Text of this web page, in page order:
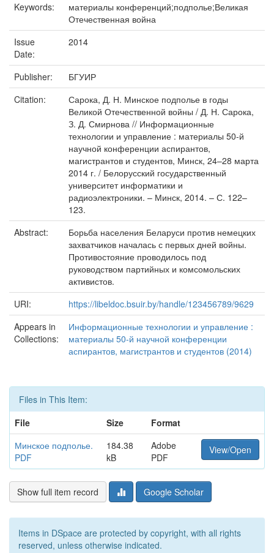
Keywords:
материалы конференций;подполье;Великая
Отечественная война
Issue
Date:
2014
Publisher:
БГУИР
Citation:
Сарока, Д. Н. Минское подполье в годы
Великой Отечественной войны / Д. Н. Сарока,
З. Д. Смирнова // Информационные
технологии и управление : материалы 50-й
научной конференции аспирантов,
магистрантов и студентов, Минск, 24–28 марта
2014 г. / Белорусский государственный
университет информатики и
радиоэлектроники. – Минск, 2014. – С. 122–
123.
Abstract:
Борьба населения Беларуси против немецких
захватчиков началась с первых дней войны.
Противостояние проводилось под
руководством партийных и комсомольских
активистов.
URI:
https://libeldoc.bsuir.by/handle/123456789/9629
Appears in
Collections:
Информационные технологии и управление :
материалы 50-й научной конференции
аспирантов, магистрантов и студентов (2014)
Files in This Item:
File
Size
Format
Минское подполье.
PDF
184.38
kB
Adobe
PDF
View/Open
Show full item record Google Scholar
Items in DSpace are protected by copyright, with all rights
reserved, unless otherwise indicated.